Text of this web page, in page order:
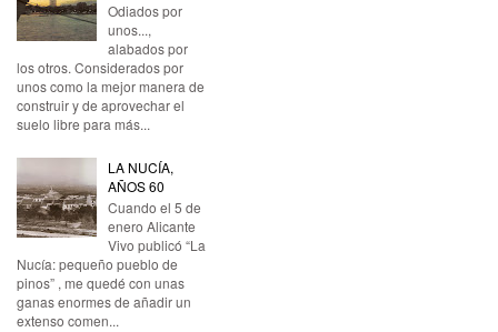
Odiados por
unos...,
alabados por
los otros. Considerados por
unos como la mejor manera de
construir y de aprovechar el
suelo libre para más...
LA NUCÍA,
AÑOS 60
Cuando el 5 de
enero Alicante
Vivo publicó “La
Nucía: pequeño pueblo de
pinos” , me quedé con unas
ganas enormes de añadir un
extenso comen...